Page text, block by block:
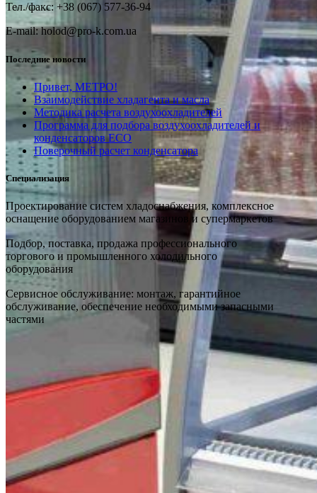
Тел./факс: +38 (067) 577-36-94
E-mail: holod@pro-k.com.ua
Последние новости
Привет, МЕТРО!
Взаимодействие хладагента и масла
Методика расчета воздухоохладителей
Программа для подбора воздухоохладителей и
конденсаторов ECO
Поверочный расчет конденсатора
Специализация
Проектирование систем хладоснабжения, комплексное
оснащение оборудованием магазинов и супермаркетов
Подбор, поставка, продажа профессионального
торгового и промышленного холодильного
оборудования
Сервисное обслуживание: монтаж, гарантийное
обслуживание, обеспечение необходимыми запасными
частями